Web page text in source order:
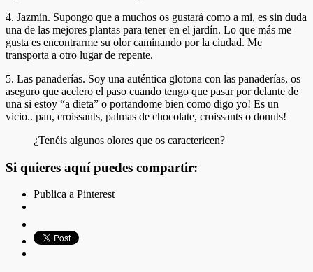
4. Jazmín. Supongo que a muchos os gustará como a mi, es sin duda
una de las mejores plantas para tener en el jardín. Lo que más me
gusta es encontrarme su olor caminando por la ciudad. Me
transporta a otro lugar de repente.
5. Las panaderías. Soy una auténtica glotona con las panaderías, os
aseguro que acelero el paso cuando tengo que pasar por delante de
una si estoy “a dieta” o portandome bien como digo yo! Es un
vicio.. pan, croissants, palmas de chocolate, croissants o donuts!
¿Tenéis algunos olores que os caractericen?
Si quieres aquí puedes compartir:
Publica a Pinterest